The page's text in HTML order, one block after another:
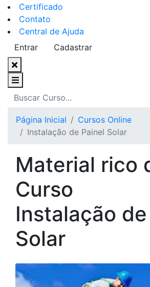
Certificado
Contato
Central de Ajuda
Entrar
Cadastrar
Página Inicial
Cursos Online
Instalação de Painel Solar
Material rico
Curso
Instalação
Solar